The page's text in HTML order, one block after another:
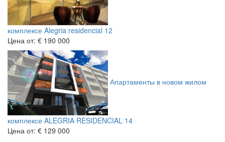
комплексе Alegria residencial 12
Цена от: € 190 000
Апартаменты в новом жилом
комплексе ALEGRIA RESIDENCIAL 14
Цена от: € 129 000